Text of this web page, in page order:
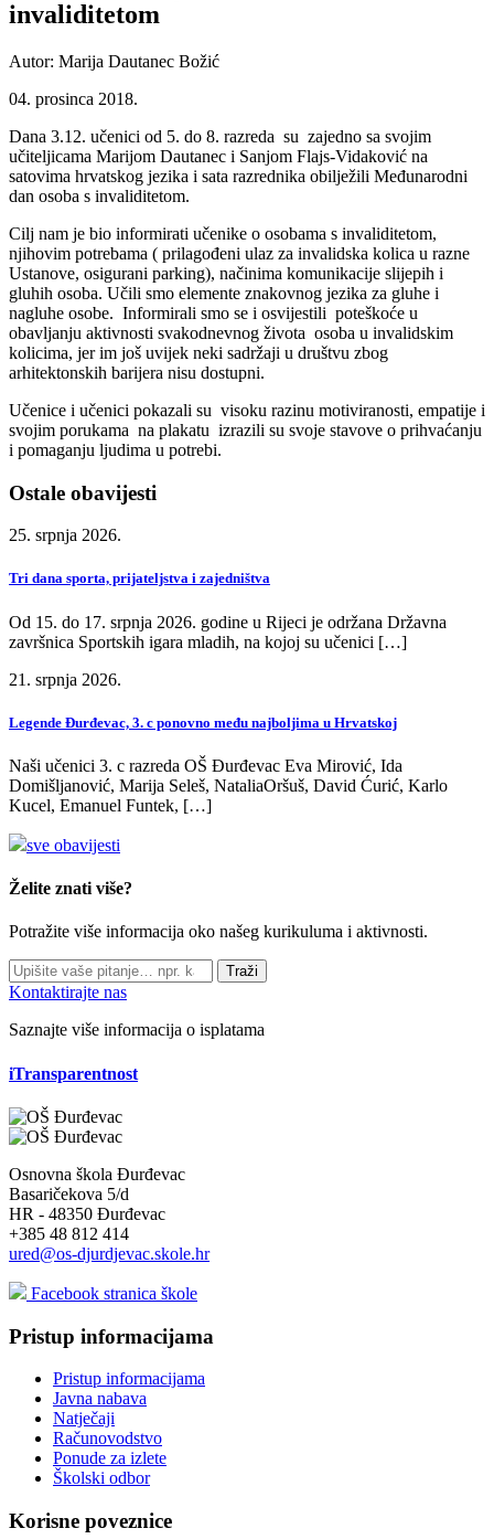
invaliditetom
Autor: Marija Dautanec Božić
04. prosinca 2018.
Dana 3.12. učenici od 5. do 8. razreda su zajedno sa svojim
učiteljicama Marijom Dautanec i Sanjom Flajs-Vidaković na
satovima hrvatskog jezika i sata razrednika obilježili Međunarodni
dan osoba s invaliditetom.
Cilj nam je bio informirati učenike o osobama s invaliditetom,
njihovim potrebama ( prilagođeni ulaz za invalidska kolica u razne
Ustanove, osigurani parking), načinima komunikacije slijepih i
gluhih osoba. Učili smo elemente znakovnog jezika za gluhe i
nagluhe osobe. Informirali smo se i osvijestili poteškoće u
obavljanju aktivnosti svakodnevnog života osoba u invalidskim
kolicima, jer im još uvijek neki sadržaji u društvu zbog
arhitektonskih barijera nisu dostupni.
Učenice i učenici pokazali su visoku razinu motiviranosti, empatije i
svojim porukama na plakatu izrazili su svoje stavove o prihvaćanju
i pomaganju ljudima u potrebi.
Ostale obavijesti
25. srpnja 2026.
Tri dana sporta, prijateljstva i zajedništva
Od 15. do 17. srpnja 2026. godine u Rijeci je održana Državna
završnica Sportskih igara mladih, na kojoj su učenici […]
21. srpnja 2026.
Legende Đurđevac, 3. c ponovno među najboljima u Hrvatskoj
Naši učenici 3. c razreda OŠ Đurđevac Eva Mirović, Ida
Domišljanović, Marija Seleš, NataliaOršuš, David Ćurić, Karlo
Kucel, Emanuel Funtek, […]
sve obavijesti
Želite znati više?
Potražite više informacija oko našeg kurikuluma i aktivnosti.
Traži
Kontaktirajte nas
Saznajte više informacija o isplatama
iTransparentnost
Osnovna škola Đurđevac
Basaričekova 5/d
HR - 48350 Đurđevac
+385 48 812 414
ured@os-djurdjevac.skole.hr
Facebook stranica škole
Pristup informacijama
Pristup informacijama
Javna nabava
Natječaji
Računovodstvo
Ponude za izlete
Školski odbor
Korisne poveznice